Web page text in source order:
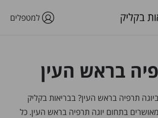
למטפלים
בראש העין
תרפיה בראש העין? בבריאות בקליק
מאושרים בתחום יוגה תרפיה בראש העין. כל